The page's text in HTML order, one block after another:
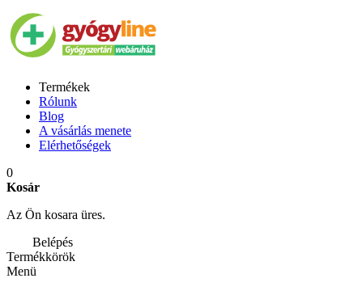
Termékek
Rólunk
Blog
A vásárlás menete
Elérhetőségek
0
Kosár
Az Ön kosara üres.
Belépés
Termékkörök
Menü